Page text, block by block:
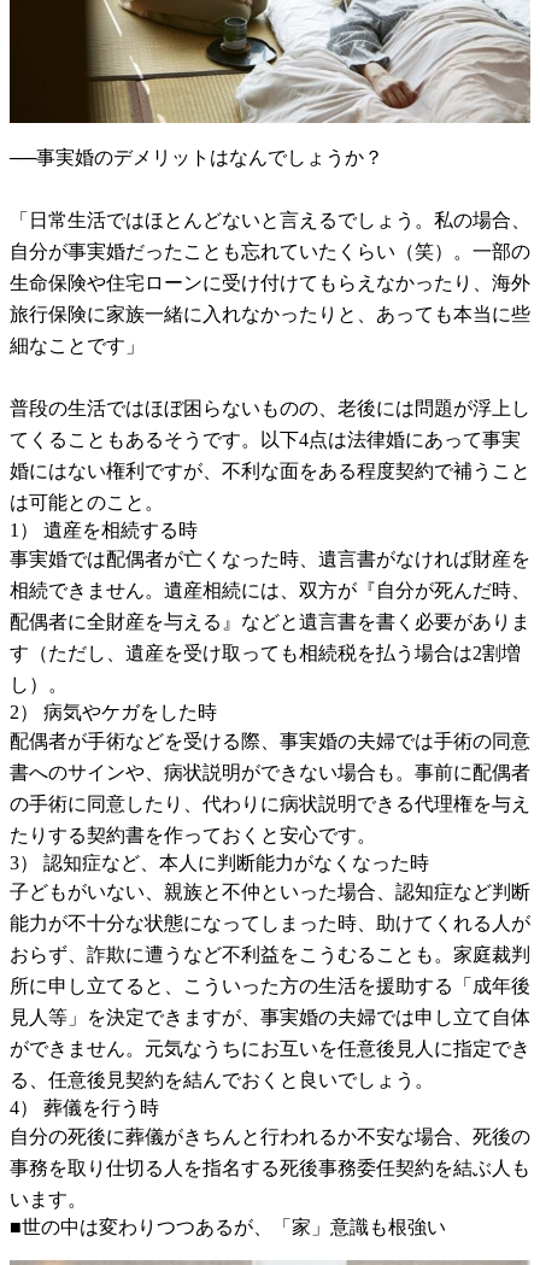
──事実婚のデメリットはなんでしょうか？
「日常生活ではほとんどないと言えるでしょう。私の場合、
自分が事実婚だったことも忘れていたくらい（笑）。一部の
生命保険や住宅ローンに受け付けてもらえなかったり、海外
旅行保険に家族一緒に入れなかったりと、あっても本当に些
細なことです」
普段の生活ではほぼ困らないものの、老後には問題が浮上し
てくることもあるそうです。以下4点は法律婚にあって事実
婚にはない権利ですが、不利な面をある程度契約で補うこと
は可能とのこと。
1） 遺産を相続する時
事実婚では配偶者が亡くなった時、遺言書がなければ財産を
相続できません。遺産相続には、双方が『自分が死んだ時、
配偶者に全財産を与える』などと遺言書を書く必要がありま
す（ただし、遺産を受け取っても相続税を払う場合は2割増
し）。
2） 病気やケガをした時
配偶者が手術などを受ける際、事実婚の夫婦では手術の同意
書へのサインや、病状説明ができない場合も。事前に配偶者
の手術に同意したり、代わりに病状説明できる代理権を与え
たりする契約書を作っておくと安心です。
3） 認知症など、本人に判断能力がなくなった時
子どもがいない、親族と不仲といった場合、認知症など判断
能力が不十分な状態になってしまった時、助けてくれる人が
おらず、詐欺に遭うなど不利益をこうむることも。家庭裁判
所に申し立てると、こういった方の生活を援助する「成年後
見人等」を決定できますが、事実婚の夫婦では申し立て自体
ができません。元気なうちにお互いを任意後見人に指定でき
る、任意後見契約を結んでおくと良いでしょう。
4） 葬儀を行う時
自分の死後に葬儀がきちんと行われるか不安な場合、死後の
事務を取り仕切る人を指名する死後事務委任契約を結ぶ人も
います。
■世の中は変わりつつあるが、「家」意識も根強い